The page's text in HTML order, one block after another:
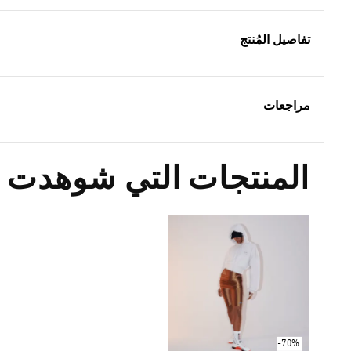
تفاصيل المُنتج
مراجعات
المنتجات التي شوهدت
-70%